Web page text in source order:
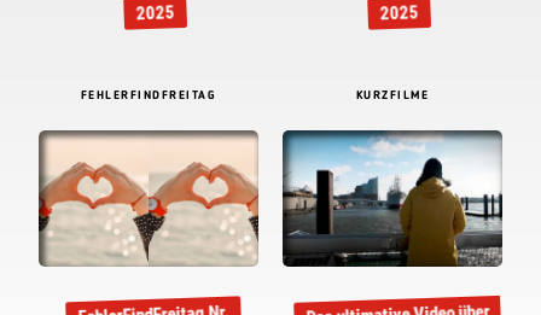
2025 2025
FEHLERFINDFREITAG KURZFILME